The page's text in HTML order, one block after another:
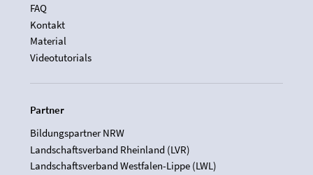
FAQ
Kontakt
Material
Videotutorials
Partner
Bildungspartner NRW
Landschaftsverband Rheinland (LVR)
Landschaftsverband Westfalen-Lippe (LWL)